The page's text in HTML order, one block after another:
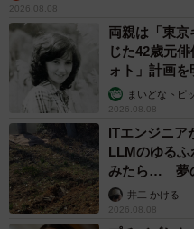
2026.08.08
両親は「東
じた42歳元
ォト」計画
む」まいどなトピ
2026.08.08
ITエンジニ
LLMのゆるふ
みたら… 夢
るか井二 かける
2026.08.08